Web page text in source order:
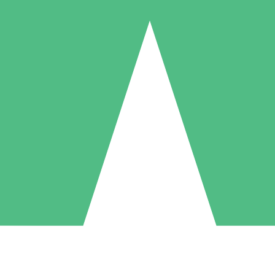
Individuele Creditpakketten
per gebruik met downloadtegoeden. Geen maandelijkse verplichting
5 Downloaden
US$